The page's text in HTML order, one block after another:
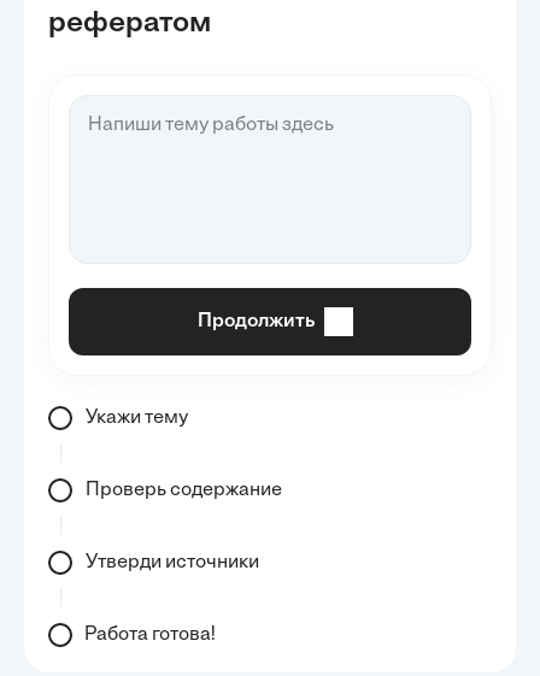
рефератом
Продолжить
Укажи тему
Проверь содержание
Утверди источники
Работа готова!